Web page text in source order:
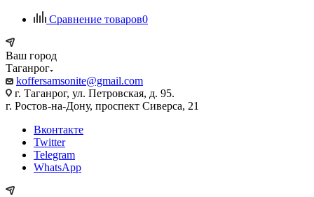
Сравнение товаров0
Ваш город
Таганрог
koffersamsonite@gmail.com
г. Таганрог, ул. Петровская, д. 95.
г. Ростов-на-Дону, проспект Сиверса, 21
Вконтакте
Twitter
Telegram
WhatsApp